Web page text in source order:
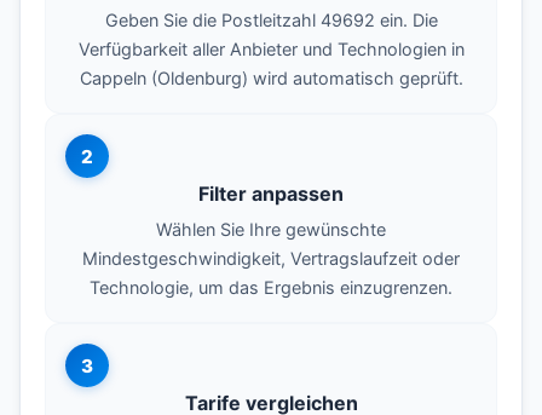
Geben Sie die Postleitzahl 49692 ein. Die
Verfügbarkeit aller Anbieter und Technologien in
Cappeln (Oldenburg) wird automatisch geprüft.
2
Filter anpassen
Wählen Sie Ihre gewünschte
Mindestgeschwindigkeit, Vertragslaufzeit oder
Technologie, um das Ergebnis einzugrenzen.
3
Tarife vergleichen